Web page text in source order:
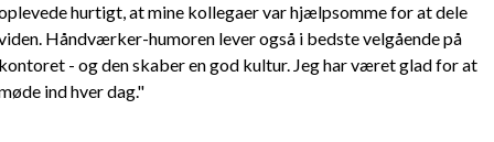
hurtigt, at mine kollegaer var hjælpsomme for at dele
Håndværker-humoren lever også i bedste velgående på
- og den skaber en god kultur. Jeg har været glad for at
ind hver dag."